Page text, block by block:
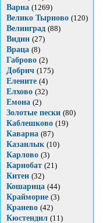
Варна (1269)
Велико Тырново (120)
Велинград (88)
Видин (27)
Враца (8)
Габрово (2)
Добрич (175)
Елените (4)
Елхово (32)
Емона (2)
Золотые пески (80)
Каблешково (19)
Каварна (87)
Казанлык (10)
Карлово (3)
Карнобат (21)
Китен (32)
Кошарица (44)
Крайморие (3)
Кранево (42)
Кюстендил (11)